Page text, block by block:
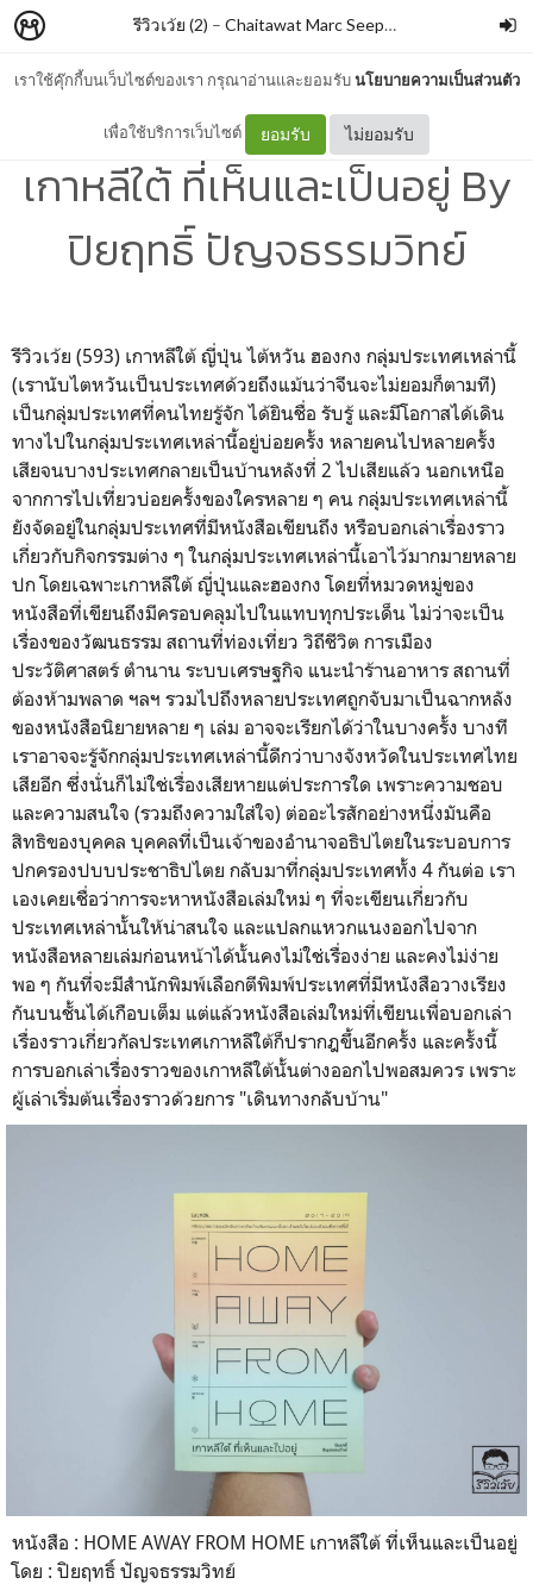
เราใช้คุ๊กกี้บนเว็บไซต์ของเรา กรุณาอ่านและยอมรับนโยบายความเป็นส่วนตัว
เพื่อใช้บริการเว็บไซต์ ยอมรับ ไม่ยอมรับ
รีวิวเว้ย (2) – Chaitawat Marc Seephongsai
HOME AWAY FROM HOME
เกาหลีใต้ ที่เห็นและเป็นอยู่ By
ปิยฤทธิ์ ปัญจธรรมวิทย์
รีวิวเว้ย (593) เกาหลีใต้ ญี่ปุ่น ไต้หวัน ฮองกง กลุ่มประเทศเหล่านี้
(เรานับไตหวันเป็นประเทศด้วยถึงแม้นว่าจีนจะไม่ยอมก็ตามที)
เป็นกลุ่มประเทศที่คนไทยรู้จัก ได้ยินชื่อ รับรู้ และมีโอกาสได้เดิน
ทางไปในกลุ่มประเทศเหล่านี้อยู่บ่อยครั้ง หลายคนไปหลายครั้ง
เสียจนบางประเทศกลายเป็นบ้านหลังที่ 2 ไปเสียแล้ว นอกเหนือ
จากการไปเที่ยวบ่อยครั้งของใครหลาย ๆ คน กลุ่มประเทศเหล่านี้
ยังจัดอยู่ในกลุ่มประเทศที่มีหนังสือเขียนถึง หรือบอกเล่าเรื่องราว
เกี่ยวกับกิจกรรมต่าง ๆ ในกลุ่มประเทศเหล่านี้เอาไว้มากมายหลาย
ปก โดยเฉพาะเกาหลีใต้ ญี่ปุ่นและฮองกง โดยที่หมวดหมู่ของ
หนังสือที่เขียนถึงมีครอบคลุมไปในแทบทุกประเด็น ไม่ว่าจะเป็น
เรื่องของวัฒนธรรม สถานที่ท่องเที่ยว วิถีชีวิต การเมือง
ประวัติศาสตร์ ตำนาน ระบบเศรษฐกิจ แนะนำร้านอาหาร สถานที่
ต้องห้ามพลาด ฯลฯ รวมไปถึงหลายประเทศถูกจับมาเป็นฉากหลัง
ของหนังสือนิยายหลาย ๆ เล่ม อาจจะเรียกได้ว่าในบางครั้ง บางที
เราอาจจะรู้จักกลุ่มประเทศเหล่านี้ดีกว่าบางจังหวัดในประเทศไทย
เสียอีก ซึ่งนั่นก็ไม่ใช่เรื่องเสียหายแต่ประการใด เพราะความชอบ
และความสนใจ (รวมถึงความใส่ใจ) ต่ออะไรสักอย่างหนึ่งมันคือ
สิทธิของบุคคล บุคคลที่เป็นเจ้าของอำนาจอธิปไตยในระบอบการ
ปกครองปบบประชาธิปไตย กลับมาที่กลุ่มประเทศทั้ง 4 กันต่อ เรา
เองเคยเชื่อว่าการจะหาหนังสือเล่มใหม่ ๆ ที่จะเขียนเกี่ยวกับ
ประเทศเหล่านั้นให้น่าสนใจ และแปลกแหวกแนงออกไปจาก
หนังสือหลายเล่มก่อนหน้าได้นั้นคงไม่ใช่เรื่องง่าย และคงไม่ง่าย
พอ ๆ กันที่จะมีสำนักพิมพ์เลือกตีพิมพ์ประเทศที่มีหนังสือวางเรียง
กันบนชั้นได้เกือบเต็ม แต่แล้วหนังสือเล่มใหม่ที่เขียนเพื่อบอกเล่า
เรื่องราวเกี่ยวกัลประเทศเกาหลีใต้ก็ปรากฎขึ้นอีกครั้ง และครั้งนี้
การบอกเล่าเรื่องราวของเกาหลีใต้นั้นต่างออกไปพอสมควร เพราะ
ผู้เล่าเริ่มต้นเรื่องราวด้วยการ "เดินทางกลับบ้าน"
หนังสือ : HOME AWAY FROM HOME เกาหลีใต้ ที่เห็นและเป็นอยู่
โดย : ปิยฤทธิ์ ปัญจธรรมวิทย์